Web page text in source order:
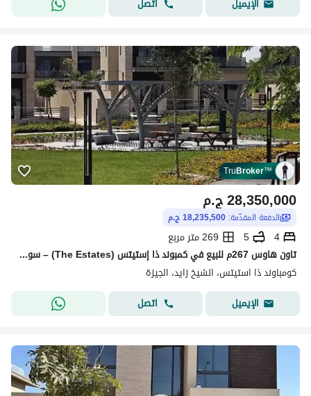
الإيميل
TruBroker™
ج.م28,350,000
الدفعة المقدّمة: 18,235,500 ج.م
4
5
269 متر مربع
تاون هاوس 267م للبيع في كمبوند ذا إستيتس (The Estates) – سوديك | زايد الجديدة
كومباوند ذا استيتس، الشيخ زايد، الجيزة
الإيميل
اتصل